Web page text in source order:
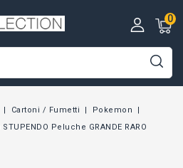
0
Cartoni / Fumetti
Pokemon
Peluche GRANDE RARO